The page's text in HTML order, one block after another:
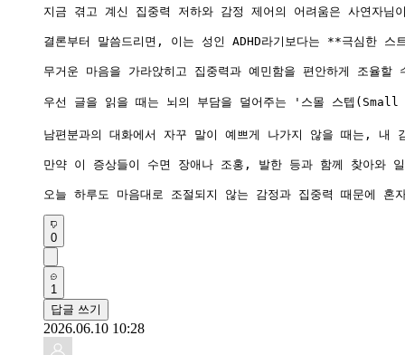
지금 겪고 계신 집중력 저하와 감정 제어의 어려움은 사연자
결론부터 말씀드리면, 이는 성인 ADHD라기보다는 **극심한
무거운 마음을 가라앉히고 집중력과 예민함을 편안하게 조율
우선 글을 읽을 때는 뇌의 부담을 덜어주는 '스몰 스텝
남편분과의 대화에서 자꾸 말이 예쁘게 나가지 않을 때는, 내
만약 이 증상들이 수면 장애나 조홍, 발한 등과 함께 찾아와
0
1
답글 쓰기
2026.06.10 10:28